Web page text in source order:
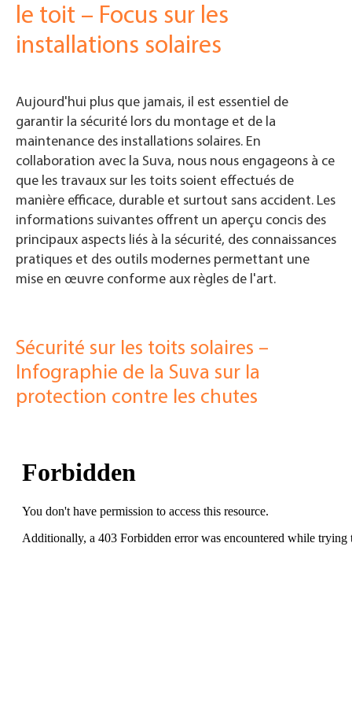
le toit – Focus sur les
installations solaires
Aujourd'hui plus que jamais, il est essentiel de
garantir la sécurité lors du montage et de la
maintenance des installations solaires. En
collaboration avec la Suva, nous nous engageons à ce
que les travaux sur les toits soient effectués de
manière efficace, durable et surtout sans accident. Les
informations suivantes offrent un aperçu concis des
principaux aspects liés à la sécurité, des connaissances
pratiques et des outils modernes permettant une
mise en œuvre conforme aux règles de l'art.
Sécurité sur les toits solaires –
Infographie de la Suva sur la
protection contre les chutes